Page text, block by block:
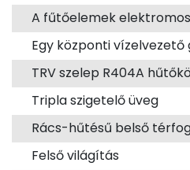
A fűtőelemek
Egy központi vízelvezető
TRV szelep R404A
Tripla szigetelő üveg
Rács-hűtésű belső
Felső világítás